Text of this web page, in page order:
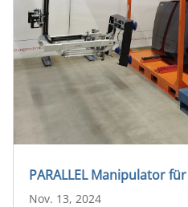
PARALLEL Manipulator
Nov. 13, 2024